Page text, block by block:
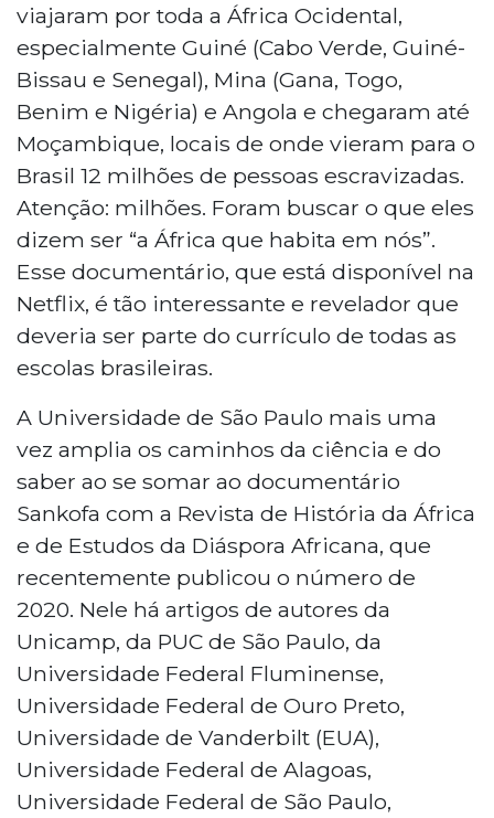
viajaram por toda a África Ocidental,
especialmente Guiné (Cabo Verde, Guiné-
Bissau e Senegal), Mina (Gana, Togo,
Benim e Nigéria) e Angola e chegaram até
Moçambique, locais de onde vieram para o
Brasil 12 milhões de pessoas escravizadas.
Atenção: milhões. Foram buscar o que eles
dizem ser “a África que habita em nós”.
Esse documentário, que está disponível na
Netflix, é tão interessante e revelador que
deveria ser parte do currículo de todas as
escolas brasileiras.
A Universidade de São Paulo mais uma
vez amplia os caminhos da ciência e do
saber ao se somar ao documentário
Sankofa com a Revista de História da África
e de Estudos da Diáspora Africana, que
recentemente publicou o número de
2020. Nele há artigos de autores da
Unicamp, da PUC de São Paulo, da
Universidade Federal Fluminense,
Universidade Federal de Ouro Preto,
Universidade de Vanderbilt (EUA),
Universidade Federal de Alagoas,
Universidade Federal de São Paulo,